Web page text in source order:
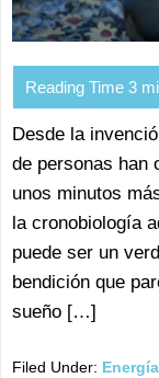
Desde la
de personas han
unos minutos
la cronobiología
puede ser un
bendición que
sueño […]
Filed Under: Energía